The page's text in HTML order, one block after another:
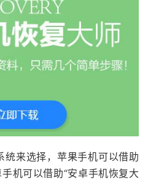
统来选择，苹果手机可以借助
机可以借助“安卓手机恢复大